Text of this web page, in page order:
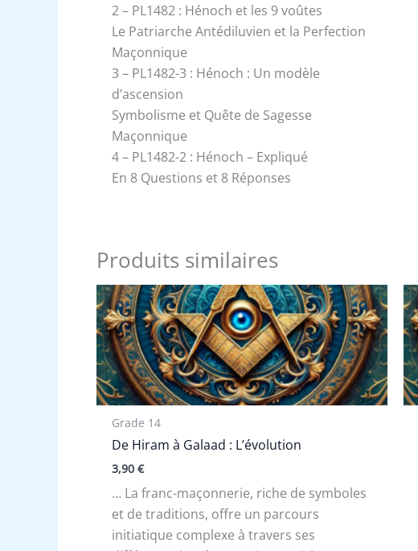
2 – PL1482 : Hénoch et les 9 voûtes
Le Patriarche Antédiluvien et la Perfection
Maçonnique
3 – PL1482-3 : Hénoch : Un modèle
d’ascension
Symbolisme et Quête de Sagesse
Maçonnique
4 – PL1482-2 : Hénoch – Expliqué
En 8 Questions et 8 Réponses
Produits similaires
Grade 14
De Hiram à Galaad : L’évolution
3,90€
… La franc-maçonnerie, riche de symboles
et de traditions, offre un parcours
initiatique complexe à travers ses